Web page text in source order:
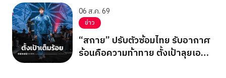
06 ส.ค. 69
ข่าว
“สกาย” ปรับตัวซ้อมไทย รับอากาศ
ร้อนคือความท้าทาย ตั้งเป้าลุยเอ